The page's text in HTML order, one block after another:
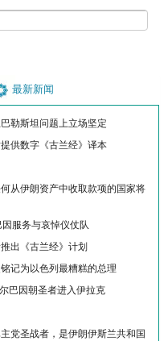
最新新闻
勒斯坦问题上立场坚定
供数字《古兰经》译本
从伊朗资产中收取款项的国家将
服务与哀悼仪仗队
出《古兰经》计划
记为以色列最糟糕的总理
巴因朝圣者进入伊拉克
党圣战者，是伊朗伊斯兰共和国